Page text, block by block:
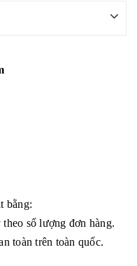
bằng:
theo số lượng đơn hàng.
toàn trên toàn quốc.